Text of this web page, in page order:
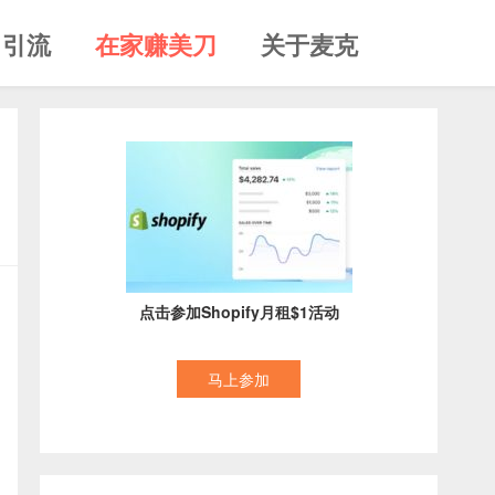
引流 在家赚美刀 关于麦克
点击参加Shopify月租$1活动
马上参加